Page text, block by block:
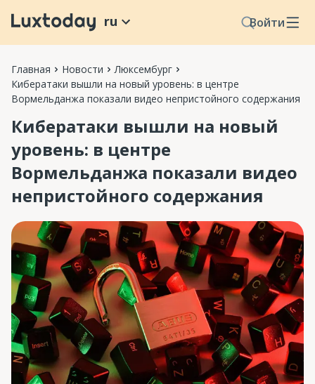
Войти
ru
Главная Новости
Люксембург
Кибератаки вышли на новый уровень: в центре
Вормельданжа показали видео непристойного содержания
Кибератаки вышли на новый
уровень: в центре
Вормельданжа показали видео
непристойного содержания